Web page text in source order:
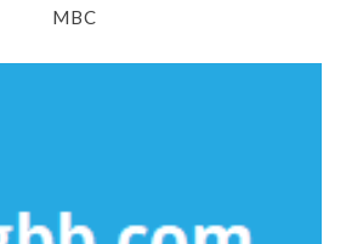
MBC